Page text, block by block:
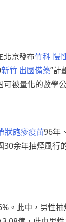
北京發布竹科 慢
新竹 出國備藥”計
被量化的數學
狀皰疹疫苗96年
余年抽煙風行
此中，男性抽